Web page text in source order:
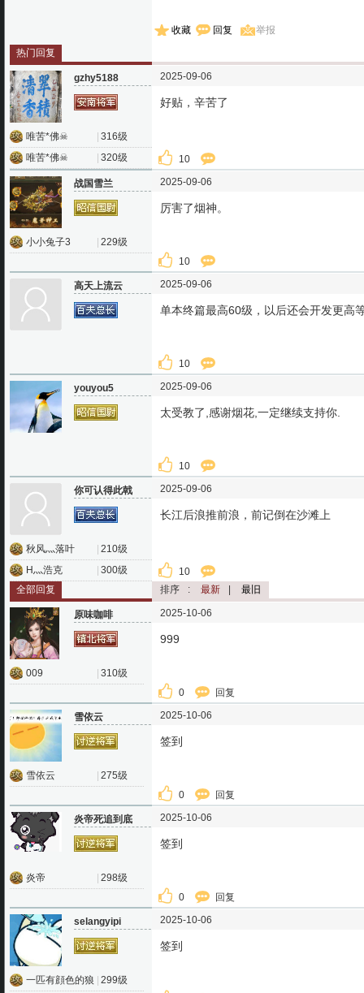
收藏 回复
举报
热门回复
gzhy5188
唯苦*佛☠
316级
唯苦*佛☠
320级
2025-09-06
好贴，辛苦了
10
战国雪兰
小小兔子3 229级
2025-09-06
厉害了烟神。
10
高天上流云 2025-09-06
单本终篇最高60级，以后还会开发更高
10
youyou5 2025-09-06
太受教了,感谢烟花,一定继续支持你.
10
你可认得此戟
秋风灬落叶
210级
H灬浩克
300级
2025-09-06
长江后浪推前浪，前记倒在沙滩上
10
全部回复
排序 : 最新 最旧
原味咖啡
009 310级
2025-10-06
999
0 回复
雪依云
雪依云 275级
2025-10-06
签到
0 回复
炎帝死追到底
炎帝 298级
2025-10-06
签到
0 回复
selangyipi
一匹有顔色的狼 299级
2025-10-06
签到